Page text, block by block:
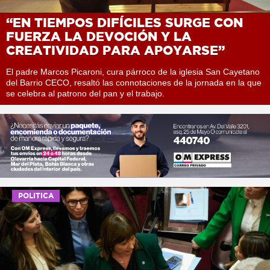
“EN TIEMPOS DIFÍCILES SURGE CON
FUERZA LA DEVOCIÓN Y LA
CREATIVIDAD PARA APOYARSE”
El padre Marcos Picaroni, cura párroco de la iglesia San Cayetano
del Barrio CECO, resaltó las connotaciones de la jornada en la que
se celebra al patrono del pan y el trabajo.
POLITICA